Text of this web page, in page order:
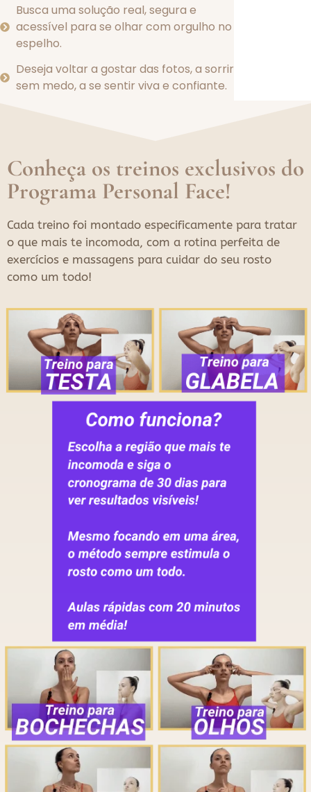
Busca uma solução real, segura e
acessível para se olhar com orgulho no
espelho.
Deseja voltar a gostar das fotos, a sorrir
sem medo, a se sentir viva e confiante.
Conheça os treinos exclusivos do
Programa Personal Face!
Cada treino foi montado especificamente para tratar
o que mais te incomoda, com a rotina perfeita de
exercícios e massagens para cuidar do seu rosto
como um todo!